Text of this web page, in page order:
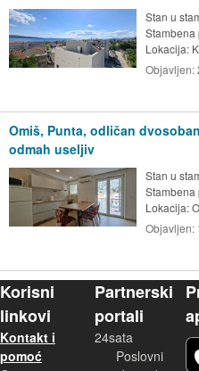
Stan u
Stambena
Lokacija:
Objavljen:
Omiš, Punta, odličan
odmah useljiv
Stan u
Stambena
Lokacija:
Objavljen:
Korisni
linkovi
Kontakt i
pomoć
Partnerski
portali
24sata
Poslovni